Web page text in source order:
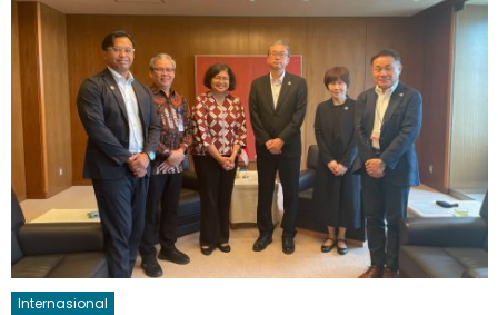
Internasional